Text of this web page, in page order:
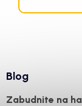
Blog
Zabudnite na